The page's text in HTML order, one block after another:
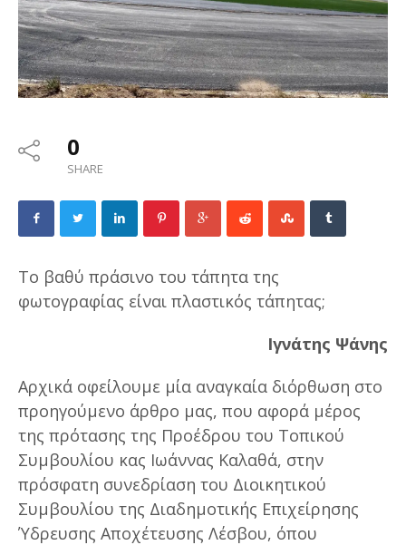
0
SHARE
Το βαθύ πράσινο του τάπητα της
φωτογραφίας είναι πλαστικός τάπητας;
Ιγνάτης Ψάνης
Αρχικά οφείλουμε μία αναγκαία διόρθωση στο
προηγούμενο άρθρο μας, που αφορά μέρος
της πρότασης της Προέδρου του Τοπικού
Συμβουλίου κας Ιωάννας Καλαθά, στην
πρόσφατη συνεδρίαση του Διοικητικού
Συμβουλίου της Διαδημοτικής Επιχείρησης
Ύδρευσης Αποχέτευσης Λέσβου, όπου